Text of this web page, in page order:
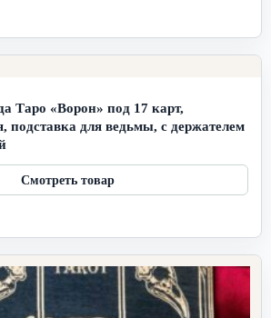
Таро «Ворон» под 17 карт,
подставка для ведьмы, с держателем